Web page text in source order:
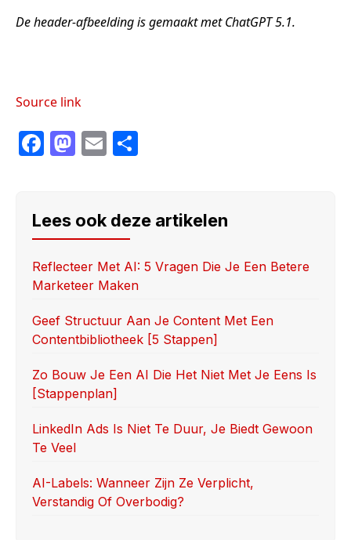
De header-afbeelding is gemaakt met ChatGPT 5.1.
Source link
F
e
b
o
o
k
M
o
d
o
n
E
e
Lees ook deze artikelen
Reflecteer Met AI: 5 Vragen Die Je Een Betere
Marketeer Maken
Geef Structuur Aan Je Content Met Een
Contentbibliotheek [5 Stappen]
Zo Bouw Je Een AI Die Het Niet Met Je Eens Is
[stappenplan]
LinkedIn Ads Is Niet Te Duur, Je Biedt Gewoon
Te Veel
AI-Labels: Wanneer Zijn Ze Verplicht,
Verstandig Of Overbodig?